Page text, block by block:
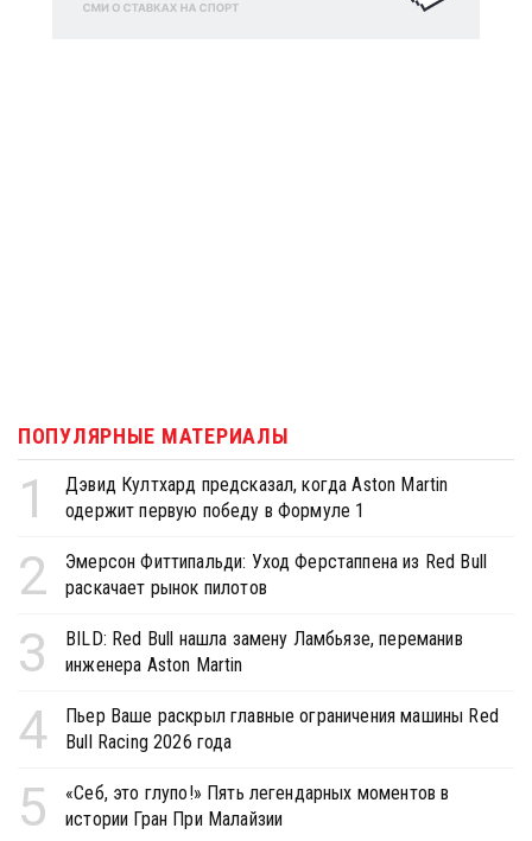
ПОПУЛЯРНЫЕ МАТЕРИАЛЫ
1
Дэвид Култхард предсказал, когда Aston Martin
одержит первую победу в Формуле 1
2
Эмерсон Фиттипальди: Уход Ферстаппена из Red Bull
раскачает рынок пилотов
3
BILD: Red Bull нашла замену Ламбьязе, переманив
инженера Aston Martin
4
Пьер Ваше раскрыл главные ограничения машины Red
Bull Racing 2026 года
5
«Себ, это глупо!» Пять легендарных моментов в
истории Гран При Малайзии